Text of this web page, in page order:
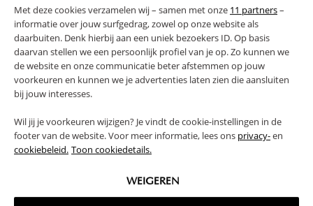
Met deze cookies verzamelen wij – samen met onze 11 partners–
informatie over jouw surfgedrag, zowel op onze website als
daarbuiten. Denk hierbij aan een uniek bezoekers ID. Op basis
daarvan stellen we een persoonlijk profiel van je op. Zo kunnen we
de website en onze communicatie beter afstemmen op jouw
voorkeuren en kunnen we je advertenties laten zien die aansluiten
bij jouw interesses.
Wil jij je voorkeuren wijzigen? Je vindt de cookie-instellingen in de
footer van de website. Voor meer informatie, lees ons privacy-en
cookiebeleid. Toon cookiedetails.
WEIGEREN
FAQ
RETOUREN
High-contrast mode
VAAK SAMEN GEKOCHT